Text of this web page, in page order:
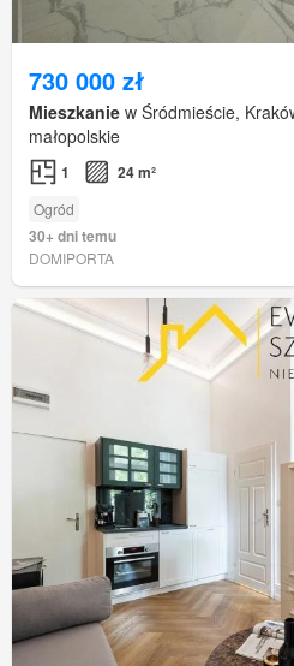
730 000 zł
Mieszkanie w Śródmieście,
małopolskie
1 24 m²
Ogród
30+ dni temu
DOMIPORTA